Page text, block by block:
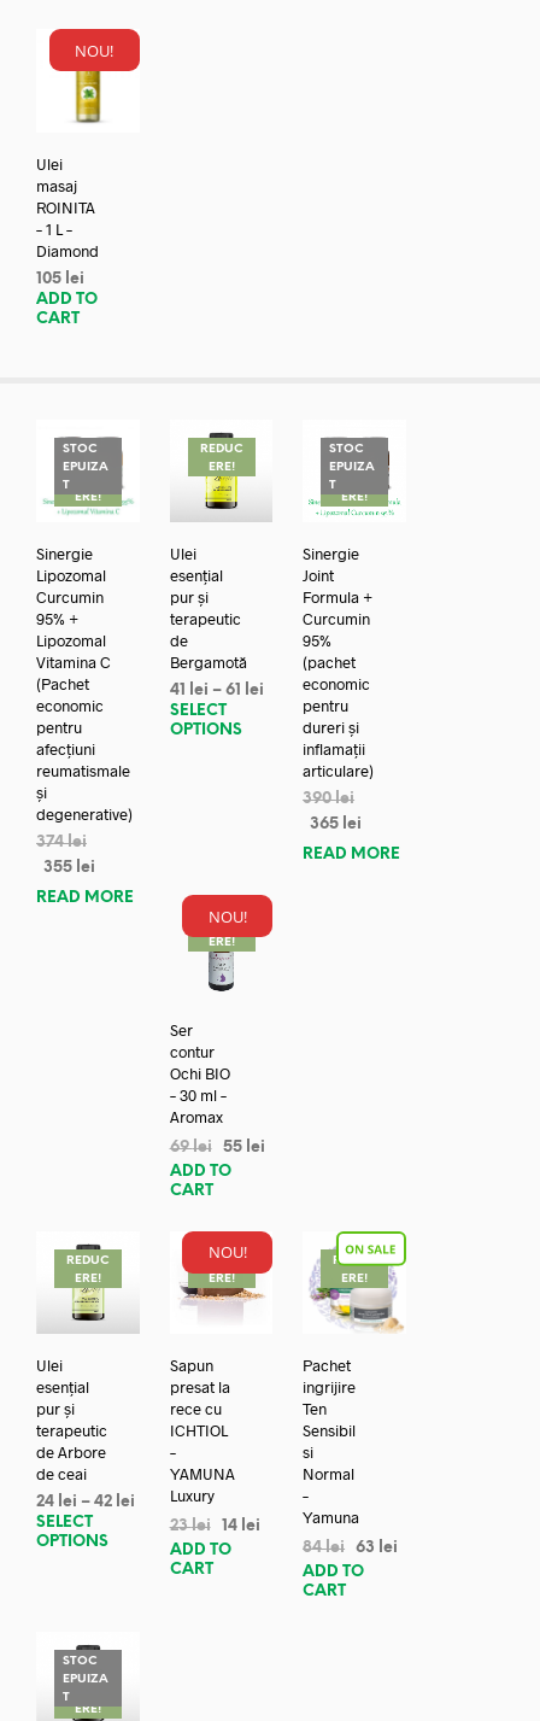
NOU!
Ulei
masaj
ROINITA
– 1 L –
Diamond
105 lei
ADD TO
CART
STOC
EPUIZA
TREDUC
ERE!
Sinergie
Lipozomal
Curcumin
95% +
Lipozomal
Vitamina C
(Pachet
economic
pentru
afecțiuni
reumatismale
și
degenerative)
374lei
355 lei
READ MORE
REDUC
ERE!
Ulei
esențial
pur și
terapeutic
de
Bergamotă
41 lei – 61
lei
SELECT
OPTIONS
STOC
EPUIZA
TREDUC
ERE!
Sinergie
Joint
Formula +
Curcumin
95%
(pachet
economic
pentru
dureri și
inflamații
articulare)
390lei
365 lei
READ MORE
NOU!
REDUC
ERE!
Ser
contur
Ochi BIO
– 30 ml –
Aromax
69lei 55 lei
ADD TO
CART
REDUC
ERE!
Ulei
esențial
pur și
terapeutic
de Arbore
de ceai
24 lei – 42 lei
SELECT
OPTIONS
NOU!
REDUC
ERE!
Sapun
presat la
rece cu
ICHTIOL
–
YAMUNA
Luxury
23lei 14 lei
ADD TO
CART
REDUC
ERE!
Pachet
ingrijire
Ten
Sensibil
si
Normal
–
Yamuna
84lei 63
lei
ADD TO
CART
STOC
EPUIZA
TREDUC
ERE!